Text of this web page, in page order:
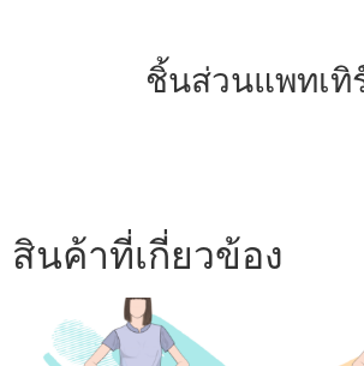
ชิ้นส่วนแพทเทิ
สินค้าที่เกี่ยวข้อง